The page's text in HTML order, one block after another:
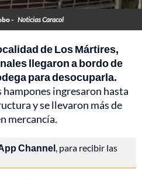
- Noticias Caracol
de Los Mártires,
llegaron a bordo de
para desocuparla.
hampones ingresaron hasta
y se llevaron más de
mercancía.
Channel, para recibir las